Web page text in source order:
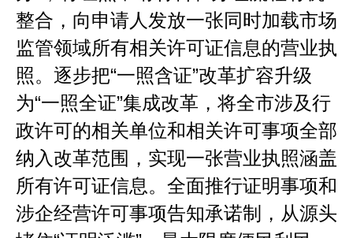
整合，向申请人发放一张同时加载市场
监管领域所有相关许可证信息的营业执
照。逐步把“一照含证”改革扩容升级
为“一照全证”集成改革，将全市涉及行
政许可的相关单位和相关许可事项全部
纳入改革范围，实现一张营业执照涵盖
所有许可证信息。全面推行证明事项和
涉企经营许可事项告知承诺制，从源头